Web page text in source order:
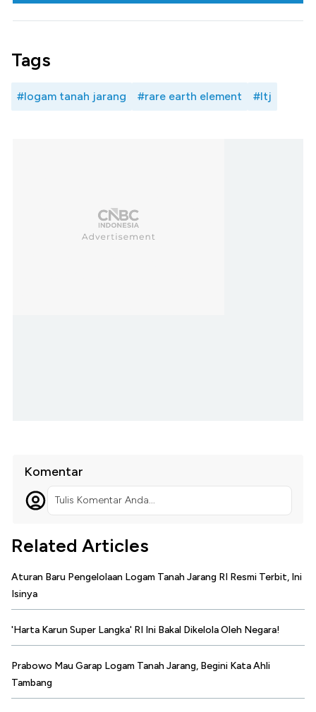
Tags
#logam tanah jarang #rare earth element #ltj
Komentar
Tulis Komentar Anda...
Related Articles
Aturan Baru Pengelolaan Logam Tanah Jarang RI Resmi Terbit, Ini
Isinya
'Harta Karun Super Langka' RI Ini Bakal Dikelola Oleh Negara!
Prabowo Mau Garap Logam Tanah Jarang, Begini Kata Ahli
Tambang